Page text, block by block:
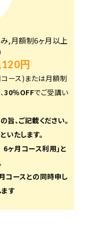
,月額制6ヶ月以上
円
ース)または月額制
30％OFFでご受講い
、ご記載ください。
いたします。
ヶ月コース利用｣と
コースとの同時申し
す